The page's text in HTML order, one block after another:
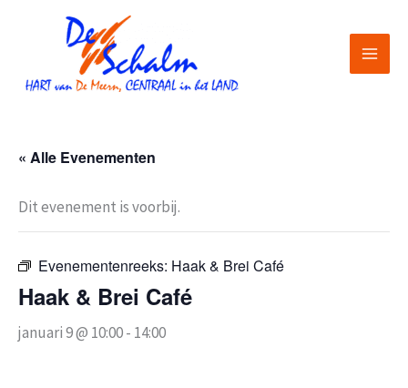
inhoud
« Alle Evenementen
Dit evenement is voorbij.
Evenementenreeks: Haak & Brei Café
Haak & Brei Café
januari 9 @ 10:00- 14:00